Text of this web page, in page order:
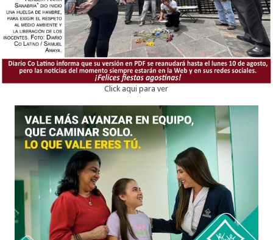
Click aqui para ver